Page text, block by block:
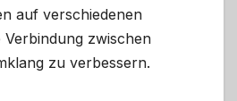
auf verschiedenen
zwischen
zu verbessern.